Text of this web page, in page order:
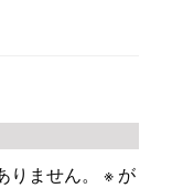
ません。 ※ が